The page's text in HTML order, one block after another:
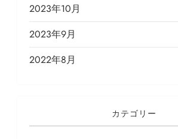
2023年10月
2023年9月
2022年8月
カテゴリー